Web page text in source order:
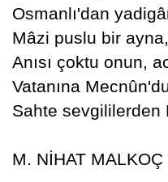
Osmanlı'dan
Mâzi puslu bir
Anısı çoktu onun,
Vatanına
Sahte sevgililerden
M. NİHAT MALKOÇ